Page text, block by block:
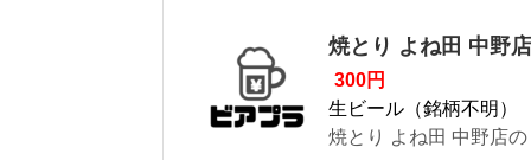
焼とり よね田 中野店
300円
生ビール（銘柄不明）
焼とり よね田 中野店